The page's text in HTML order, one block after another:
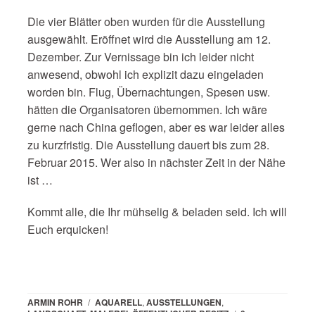
Die vier Blätter oben wurden für die Ausstellung
ausgewählt. Eröffnet wird die Ausstellung am 12.
Dezember. Zur Vernissage bin ich leider nicht
anwesend, obwohl ich explizit dazu eingeladen
worden bin. Flug, Übernachtungen, Spesen usw.
hätten die Organisatoren übernommen. Ich wäre
gerne nach China geflogen, aber es war leider alles
zu kurzfristig. Die Ausstellung dauert bis zum 28.
Februar 2015. Wer also in nächster Zeit in der Nähe
ist …
Kommt alle, die Ihr mühselig & beladen seid. Ich will
Euch erquicken!
ARMIN ROHR / AQUARELL, AUSSTELLUNGEN,